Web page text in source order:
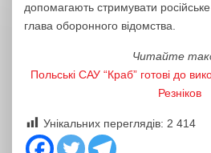
допомагають стримувати
глава оборонного відомства.
Читайте
Польські САУ “Краб” готові до
Резніков
Унікальних переглядів: 2 414